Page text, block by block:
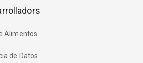
Alimentos
de Datos